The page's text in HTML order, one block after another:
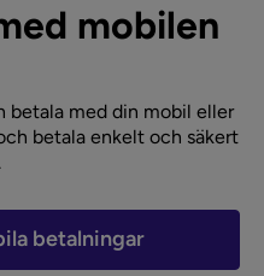
mobilen
betala med din mobil eller
betala enkelt och säkert
betalningar